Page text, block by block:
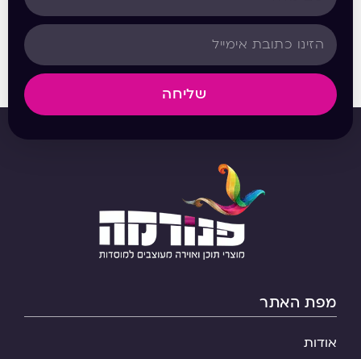
שליחה
מפת האתר
אודות